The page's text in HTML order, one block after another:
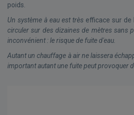
poids.
Un système à eau est très efficace sur de
circuler sur des dizaines de mètres sans
inconvénient : le risque de fuite d'eau.
Autant un chauffage à air ne laissera
important autant une fuite peut provoquer